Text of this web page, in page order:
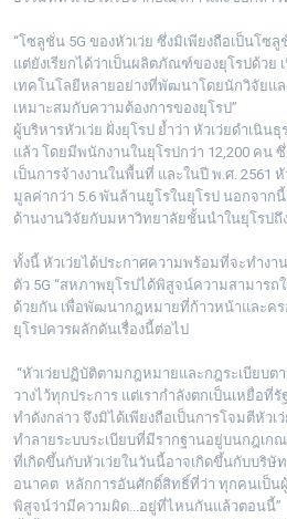
“โซลูชั่น 5G ของหัวเว่ย ซึ่งมิเพียงถือเป็นโ
แต่ยังเรียกได้ว่าเป็นผลิตภัณฑ์ของยุโรปด้วย
เทคโนโลยีหลายอย่างที่พัฒนาโดยนักวิจัยแล
เหมาะสมกับความต้องการของยุโรป”
ผู้บริหารหัวเว่ย ฝั่งยุโรป ย้ำว่า หัวเว่ยดำเนิน
แล้ว โดยมีพนักงานในยุโรปกว่า 12,200 คน
เป็นการจ้างงานในพื้นที่ และในปี พ.ศ. 2561
มูลค่ากว่า 5.6 พันล้านยูโรในยุโรป นอกจาก
ด้านงานวิจัยกับมหาวิทยาลัยชั้นนำในยุโรปถึ
ทั้งนี้ หัวเว่ยได้ประกาศความพร้อมที่จะทำงา
ตัว 5G “สหภาพยุโรปได้พิสูจน์ความสามารถ
ด้วยกัน เพื่อพัฒนากฎหมายที่ก้าวหน้าและคร
ยุโรปควรผลักดันเรื่องนี้ต่อไป
“หัวเว่ยปฏิบัติตามกฎหมายและกฎระเบียบ
วางไว้ทุกประการ แต่เรากำลังตกเป็นเหยื่อที่
ทำดังกล่าว จึงมิได้เพียงถือเป็นการโจมตีหัว
ทำลายระบบระเบียบที่มีรากฐานอยู่บนกฎเก
ที่เกิดขึ้นกับหัวเว่ยในวันนี้อาจเกิดขึ้นกับบริษั
อนาคต หลักการอันศักดิ์สิทธิ์ที่ว่า ทุกคนเป็น
พิสูจน์ว่ามีความผิด...อยู่ที่ไหนกันแล้วตอนนี้”